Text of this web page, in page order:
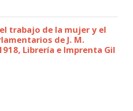
trabajo de la mujer y el
de J. M.
Librería e Imprenta Gil